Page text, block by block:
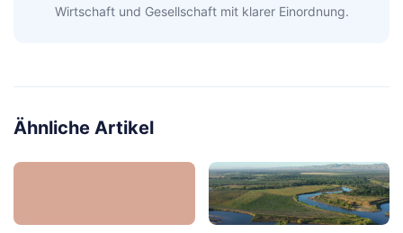
Wirtschaft und Gesellschaft mit klarer Einordnung.
Ähnliche Artikel